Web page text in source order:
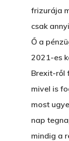
frizurája
csak
Ő a
2021-es
Brexit-ről
mivel is
most
nap
mindig a